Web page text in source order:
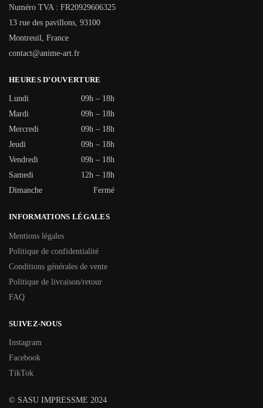
Numéro TVA : FR20929606325
13 rue des pavillons, 93100
Montreuil, France
contact@anime-art.fr
HEURES D’OUVERTURE
Lundi
09h – 18h
Mardi
09h – 18h
Mercredi
09h – 18h
Jeudi
09h – 18h
Vendredi
09h – 18h
Samedi
12h – 18h
Dimanche
Fermé
INFORMATIONS LÉGALES
Mentions légales
Politique de confidentialité
Conditions générales de vente
Politique de livraison/retour
FAQ
SUIVEZ-NOUS
Instagram
Facebook
TikTok
© SASU IMPRESSME 2024